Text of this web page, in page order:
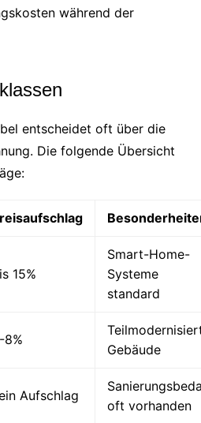
während der
entscheidet oft über die
Die folgende Übersicht
15%
Smart-Home-
Systeme
standard
8%
Gebäude
Aufschlag
oft vorhanden